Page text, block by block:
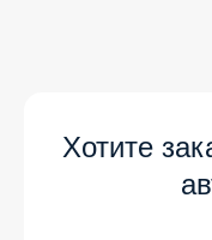
Хотите